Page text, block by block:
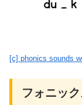
[c] phonics sounds
フォニッ